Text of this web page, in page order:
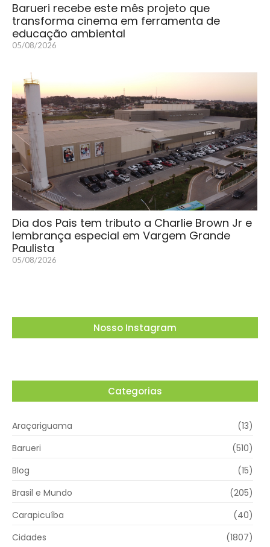
Barueri recebe este mês projeto que
transforma cinema em ferramenta de
educação ambiental
05/08/2026
Dia dos Pais tem tributo a Charlie Brown Jr e
lembrança especial em Vargem Grande
Paulista
05/08/2026
Nosso Instagram
Categorias
Araçariguama
(13)
Barueri
(510)
Blog
(15)
Brasil e Mundo
(205)
Carapicuíba
(40)
Cidades
(1807)